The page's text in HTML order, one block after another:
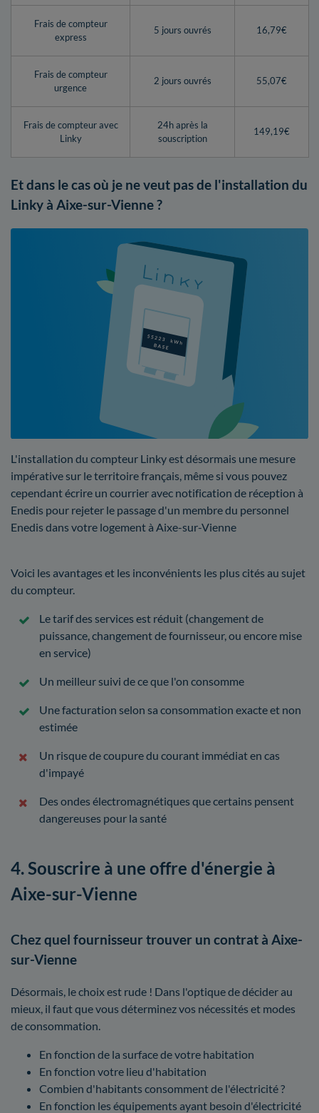
Frais de compteur
express
5 jours ouvrés 16,79€
Frais de compteur
urgence
2 jours ouvrés 55,07€
Frais de compteur avec
Linky
24h après la
souscription
149,19€
Et dans le cas où je ne veut pas de l'installation du
Linky à Aixe-sur-Vienne ?
L'installation du compteur Linky est désormais une mesure
impérative sur le territoire français, même si vous pouvez
cependant écrire un courrier avec notification de réception à
Enedis pour rejeter le passage d'un membre du personnel
Enedis dans votre logement à Aixe-sur-Vienne
Voici les avantages et les inconvénients les plus cités au sujet
du compteur.
Le tarif des services est réduit (changement de
puissance, changement de fournisseur, ou encore mise
en service)
Un meilleur suivi de ce que l'on consomme
Une facturation selon sa consommation exacte et non
estimée
Un risque de coupure du courant immédiat en cas
d'impayé
Des ondes électromagnétiques que certains pensent
dangereuses pour la santé
4. Souscrire à une offre d'énergie à
Aixe-sur-Vienne
Chez quel fournisseur trouver un contrat à Aixe-
sur-Vienne
Désormais, le choix est rude ! Dans l'optique de décider au
mieux, il faut que vous déterminez vos nécessités et modes
de consommation.
En fonction de la surface de votre habitation
En fonction votre lieu d'habitation
Combien d'habitants consomment de l'électricité ?
En fonction les équipements ayant besoin d'électricité